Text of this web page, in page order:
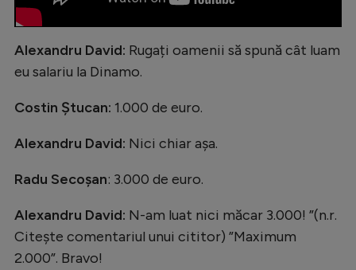
Alexandru David: Rugați oamenii să spună cât luam
eu salariu la Dinamo.
Costin Ștucan: 1.000 de euro.
Alexandru David: Nici chiar așa.
Radu Secoșan: 3.000 de euro.
Alexandru David: N-am luat nici măcar 3.000! ”(n.r.
Citește comentariul unui cititor) ”Maximum
2.000”. Bravo!